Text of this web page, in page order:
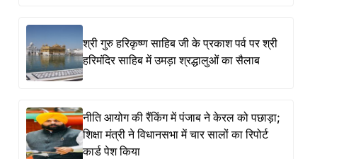
श्री गुरु हरिकृष्ण साहिब जी के प्रकाश पर्व पर श्री
हरिमंदिर साहिब में उमड़ा श्रद्धालुओं का सैलाब
नीति आयोग की रैंकिंग में पंजाब ने केरल को पछाड़ा;
शिक्षा मंत्री ने विधानसभा में चार सालों का रिपोर्ट
कार्ड पेश किया